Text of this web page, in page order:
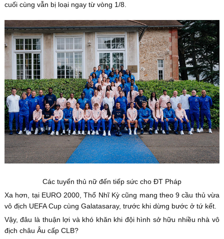
cuối cùng vẫn bị loại ngay từ vòng 1/8.
Các tuyển thủ nữ đến tiếp sức cho ĐT Pháp
Xa hơn, tại EURO 2000, Thổ Nhĩ Kỳ cũng mang theo 9 cầu thủ vừa
vô địch UEFA Cup cùng Galatasaray, trước khi dừng bước ở tứ kết.
Vậy, đâu là thuận lợi và khó khăn khi đội hình sở hữu nhiều nhà vô
địch châu Âu cấp CLB?